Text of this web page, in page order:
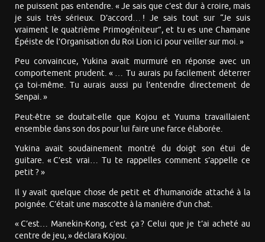
ne puissent pas entendre. « Je sais que c’est dur à croire, mais
je suis très sérieux. D’accord… ! Je sais tout sur “Je suis
vraiment le quatrième Primogéniteur”, et tu es une Chamane
Épéiste de l’Organisation du Roi Lion ici pour veiller sur moi. »
Peu convaincue, Yukina avait murmuré en réponse avec un
comportement prudent. « … Tu aurais pu facilement déterrer
ça toi-même. Tu aurais aussi pu l’entendre directement de
Senpai. »
Peut-être se doutait-elle que Kojou et Yuuma travaillaient
ensemble dans son dos pour lui faire une farce élaborée.
Yukina avait soudainement montré du doigt son étui de
guitare. « C’est vrai… Tu te rappelles comment s’appelle ce
petit ? »
Il y avait quelque chose de petit et d’humanoïde attaché à la
poignée. C’était une mascotte à la manière d’un chat.
« C’est… Manekin-Kong, c’est ça ? Celui que je t’ai acheté au
centre de jeu, » déclara Kojou.